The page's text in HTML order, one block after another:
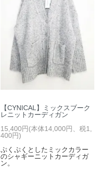
【CYNICAL】ミックスブーク
レニットカーディガン
15,400円(本体14,000円、税1,
400円)
ぷくぷくとしたミックカラー
のシャギーニットカーディガ
ン。